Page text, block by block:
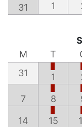
31
1
M
T
31
1
7 8
14 15